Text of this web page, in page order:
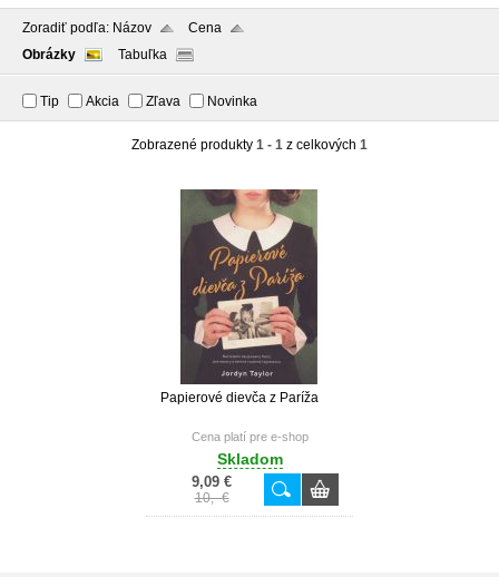
Zoradiť podľa: Názov
Cena
Obrázky
Tabuľka
Tip Akcia Zľava Novinka
Zobrazené produkty 1 - 1 z celkových 1
Papierové dievča z Paríža
Cena platí pre e-shop
Skladom
9,09 €
10,- €